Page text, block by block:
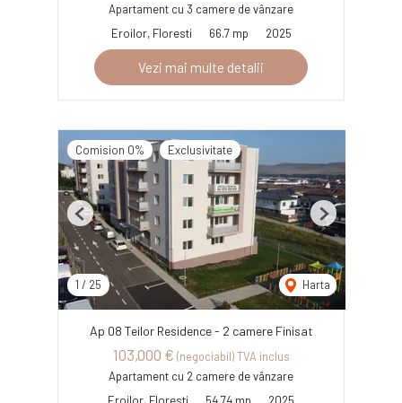
Apartament cu 3 camere de vânzare
Eroilor, Floresti
66.7 mp 2025
Vezi mai multe detalii
Comision 0% Exclusivitate
1 / 25 Harta
Previous Next
Ap 08 Teilor Residence - 2 camere Finisat
103,000 € (negociabil) TVA inclus
Apartament cu 2 camere de vânzare
Eroilor, Floresti
54.74 mp 2025